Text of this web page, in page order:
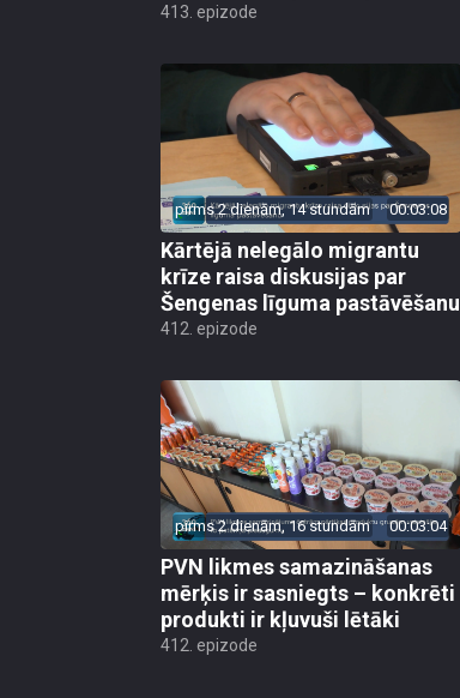
413. epizode
pirms 2 dienām, 14 stundām 00:03:08
Kārtējā nelegālo migrantu
krīze raisa diskusijas par
Šengenas līguma pastāvēšanu
412. epizode
pirms 2 dienām, 16 stundām 00:03:04
PVN likmes samazināšanas
mērķis ir sasniegts – konkrēti
produkti ir kļuvuši lētāki
412. epizode